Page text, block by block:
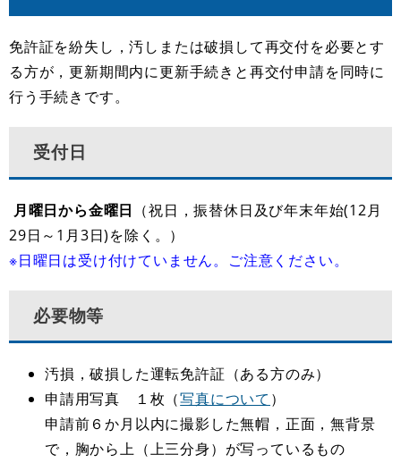
免許証を紛失し，汚しまたは破損して再交付を必要とす
る方が，更新期間内に更新手続きと再交付申請を同時に
行う手続きです。
受付日
月曜日から金曜日 （祝日，振替休日及び年末年始(12月
29日～1月3日)を除く。）
※日曜日は受け付けていません。ご注意ください。
必要物等
汚損，破損した運転免許証（ある方のみ）
申請用写真 １枚（写真について ）
申請前６か月以内に撮影した無帽，正面，無背景
で，胸から上（上三分身）が写っているもの